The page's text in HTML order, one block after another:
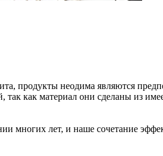
продукты неодима являются
как материал они сделаны из
лет, и наше сочетание